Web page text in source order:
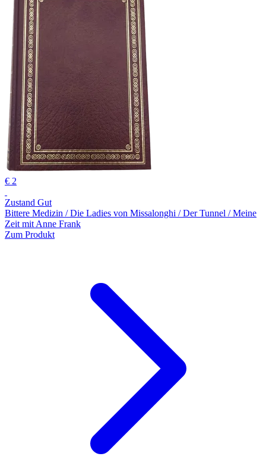
€ 2
Zustand Gut
Bittere Medizin / Die Ladies von Missalonghi / Der Tunnel / Meine
Zeit mit Anne Frank
Zum Produkt